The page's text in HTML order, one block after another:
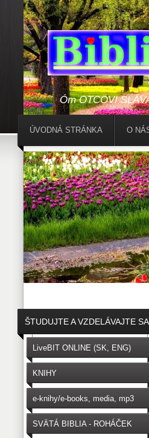
Óm OTCOVI
ŠTUDUJTE A VZDELÁVAJTE SA
LiveBIT ONLINE (SK, ENG)
KNIHY
e-knihy/e-books, media, mp3
SVÄTÁ BIBLIA - ROHÁČEK
ÚVODNÁ STRÁNKA O